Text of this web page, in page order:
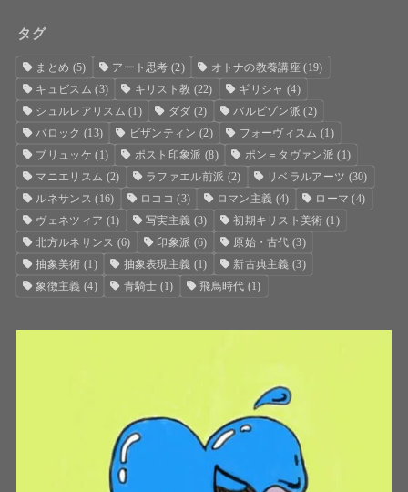
タグ
まとめ (5) アート思考 (2) オトナの教養講座 (19)
キュビスム (3) キリスト教 (22) ギリシャ (4)
シュルレアリスム (1) ダダ (2) バルビゾン派 (2)
バロック (13) ビザンティン (2) フォーヴィスム (1)
ブリュッケ (1) ポスト印象派 (8) ポン＝タヴァン派 (1)
マニエリスム (2) ラファエル前派 (2) リベラルアーツ (30)
ルネサンス (16) ロココ (3) ロマン主義 (4) ローマ (4)
ヴェネツィア (1) 写実主義 (3) 初期キリスト美術 (1)
北方ルネサンス (6) 印象派 (6) 原始・古代 (3)
抽象美術 (1) 抽象表現主義 (1) 新古典主義 (3)
象徴主義 (4) 青騎士 (1) 飛鳥時代 (1)